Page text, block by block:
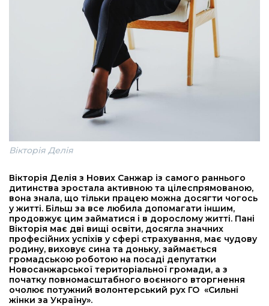
Вікторія Делія
Вікторія Делія з Нових Санжар із самого раннього
дитинства зростала активною та цілеспрямованою,
вона знала, що тільки працею можна досягти чогось
у житті. Більш за все любила допомагати іншим,
продовжує цим займатися і в дорослому житті. Пані
Вікторія має дві вищі освіти, досягла значних
професійних успіхів у сфері страхування, має чудову
родину, виховує сина та доньку, займається
громадською роботою на посаді депутатки
Новосанжарської територіальної громади, а з
початку повномасштабного воєнного вторгнення
очолює потужний волонтерський рух ГО «Сильні
жінки за Україну».